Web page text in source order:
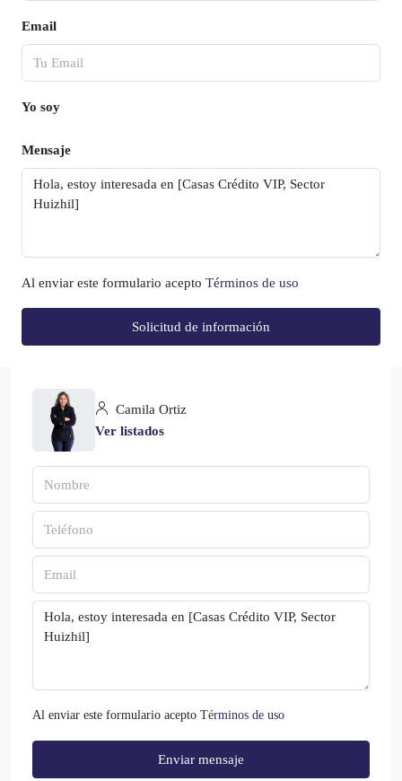
Email
Yo soy
Mensaje
Al enviar este formulario acepto Términos de uso
Solicitud de información
Camila Ortiz
Ver listados
Al enviar este formulario acepto Términos de uso
Enviar mensaje